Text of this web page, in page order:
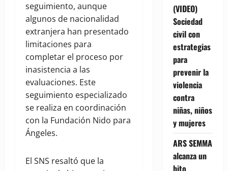
seguimiento, aunque
algunos de nacionalidad
extranjera han presentado
limitaciones para
completar el proceso por
inasistencia a las
evaluaciones. Este
seguimiento especializado
se realiza en coordinación
con la Fundación Nido para
Ángeles.
El SNS resaltó que la
(VIDEO)
Sociedad
civil con
estrategias
para
prevenir la
violencia
contra
niñas, niños
y mujeres
ARS SEMMA
alcanza un
hito